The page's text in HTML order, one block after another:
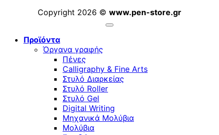
Copyright 2026 © www.pen-store.gr
Προϊόντα
Όργανα γραφής
Πένες
Calligraphy & Fine Arts
Στυλό Διαρκείας
Στυλό Roller
Στυλό Gel
Digital Writing
Μηχανικά Μολύβια
Μολύβια